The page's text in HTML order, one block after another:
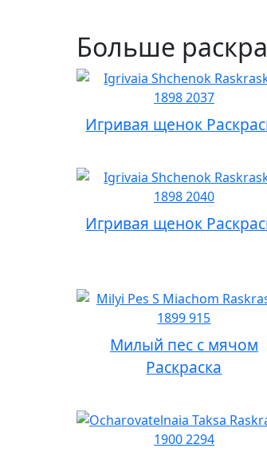
Больше
Игривая щенок
Игривая щенок
Милый пес с мячом
Раскраска